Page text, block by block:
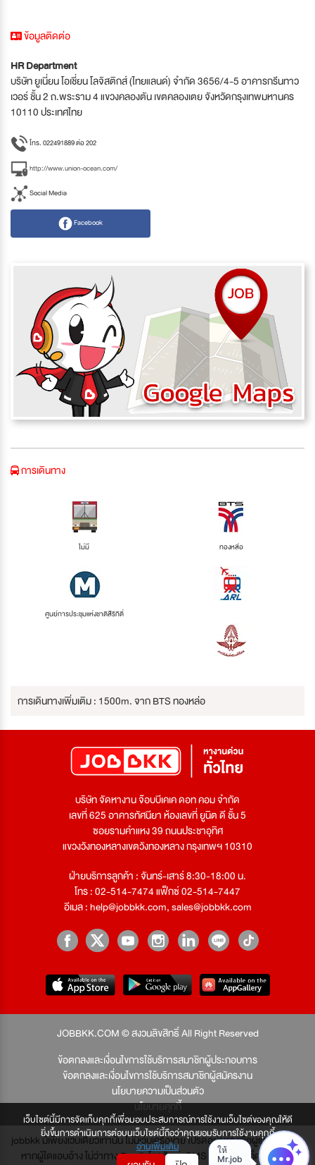
เว็บไซต์นี้มีการจัดเก็บคุกกี้เพื่อมอบประสบการณ์การใช้งานเว็บไซต์ของคุณให้ดี
ยิ่งขึ้นการดำเนินการต่อบนเว็บไซต์นี้ถือว่าคุณยอมรับการใช้งานคุกกี้
อ่านเพิ่มเติม
ข้อมูลติดต่อ
HR Department
บริษัท ยูเนี่ยน โอเชี่ยน โลจิสติกส์ (ไทยแลนด์) จำกัด 3656/4-5 อาคารกรีนทาว
เวอร์ ชั้น 2 ถ.พระราม 4 แขวงคลองตัน เขตคลองเตย จังหวัดกรุงเทพมหานคร
10110 ประเทศไทย
โทร. 022491889 ต่อ 202
http://www.union-ocean.com/
Social Media
Facebook
การเดินทาง
ไม่มี ทองหล่อ
ศูนย์การประชุมแห่งชาติสิริกิติ์
การเดินทางเพิ่มเติม : 1500m. จาก BTS ทองหล่อ
บริษัท จัดหางาน จ๊อบบีเคเค ดอท คอม จำกัด
เลขที่ 625 อาคารทัศนียา ห้องเลขที่ ยูนิต ดี ชั้น 5
ซอยรามคำแหง 39 ถนนประชาอุทิศ
แขวงวังทองหลางเขตวังทองหลาง กรุงเทพฯ 10310
ฝ่ายบริการลูกค้า : จันทร์-เสาร์ 8:30-18:00 น.
โทร : 02-514-7474 แฟ็กซ์ 02-514-7447
อีเมล :help@jobbkk.com,sales@jobbkk.com
JOBBKK.COM © สงวนลิขสิทธิ์ All Right Reserved
ข้อตกลงและเงื่อนไขการใช้บริการสมาชิกผู้ประกอบการ
ข้อตกลงและเงื่อนไขการใช้บริการสมาชิกผู้สมัครงาน
นโยบายความเป็นส่วนตัว
นโยบายคุกกี้
jobbkk มีเพียงเว็บเดียวเท่านั้น ไม่มีเว็บเครือข่าย โปรดอย่าหลงเชื่อผู้แอบอ้าง และ
หากผู้ใดแอบอ้าง ไม่ว่าทาง Email, โทรศัพท์, SMS หรือทางใดก็ตาม จะถูก